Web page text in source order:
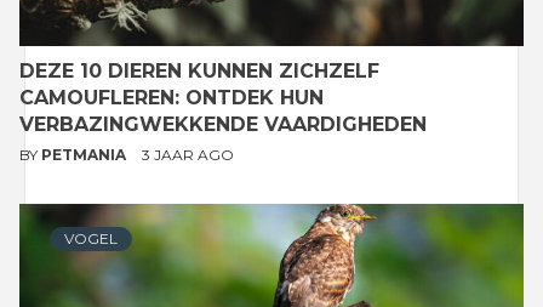
DEZE 10 DIEREN KUNNEN ZICHZELF
CAMOUFLEREN: ONTDEK HUN
VERBAZINGWEKKENDE VAARDIGHEDEN
BY PETMANIA 3 JAAR AGO
VOGEL